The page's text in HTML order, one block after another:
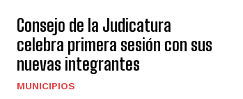
Consejo de la Judicatura
celebra primera sesión con sus
nuevas integrantes
MUNICIPIOS